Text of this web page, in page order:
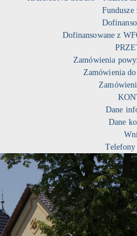
Fundusze
Dofinansowane z
Zamówienia
Zamówienia
Dane
Dane
Telefony